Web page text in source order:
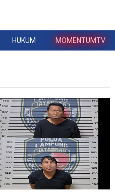
HUKUM MOMENTUMTV